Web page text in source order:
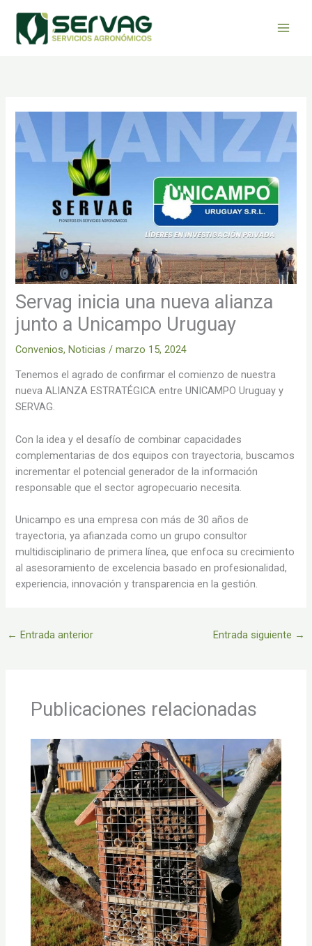
contenido
Servag inicia una nueva alianza
junto a Unicampo Uruguay
Convenios,Noticias /marzo 15, 2024
Tenemos el agrado de confirmar el comienzo de nuestra
nueva ALIANZA ESTRATÉGICA entre UNICAMPO Uruguay y
SERVAG.
Con la idea y el desafío de combinar capacidades
complementarias de dos equipos con trayectoria, buscamos
incrementar el potencial generador de la información
responsable que el sector agropecuario necesita.
Unicampo es una empresa con más de 30 años de
trayectoria, ya afianzada como un grupo consultor
multidisciplinario de primera línea, que enfoca su crecimiento
al asesoramiento de excelencia basado en profesionalidad,
experiencia, innovación y transparencia en la gestión.
← Entrada anterior Entrada siguiente →
Publicaciones relacionadas